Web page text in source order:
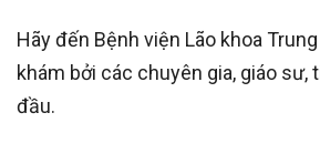
Hãy đến Bệnh viện Lão khoa
khám bởi các chuyên gia, giáo sư,
đầu.